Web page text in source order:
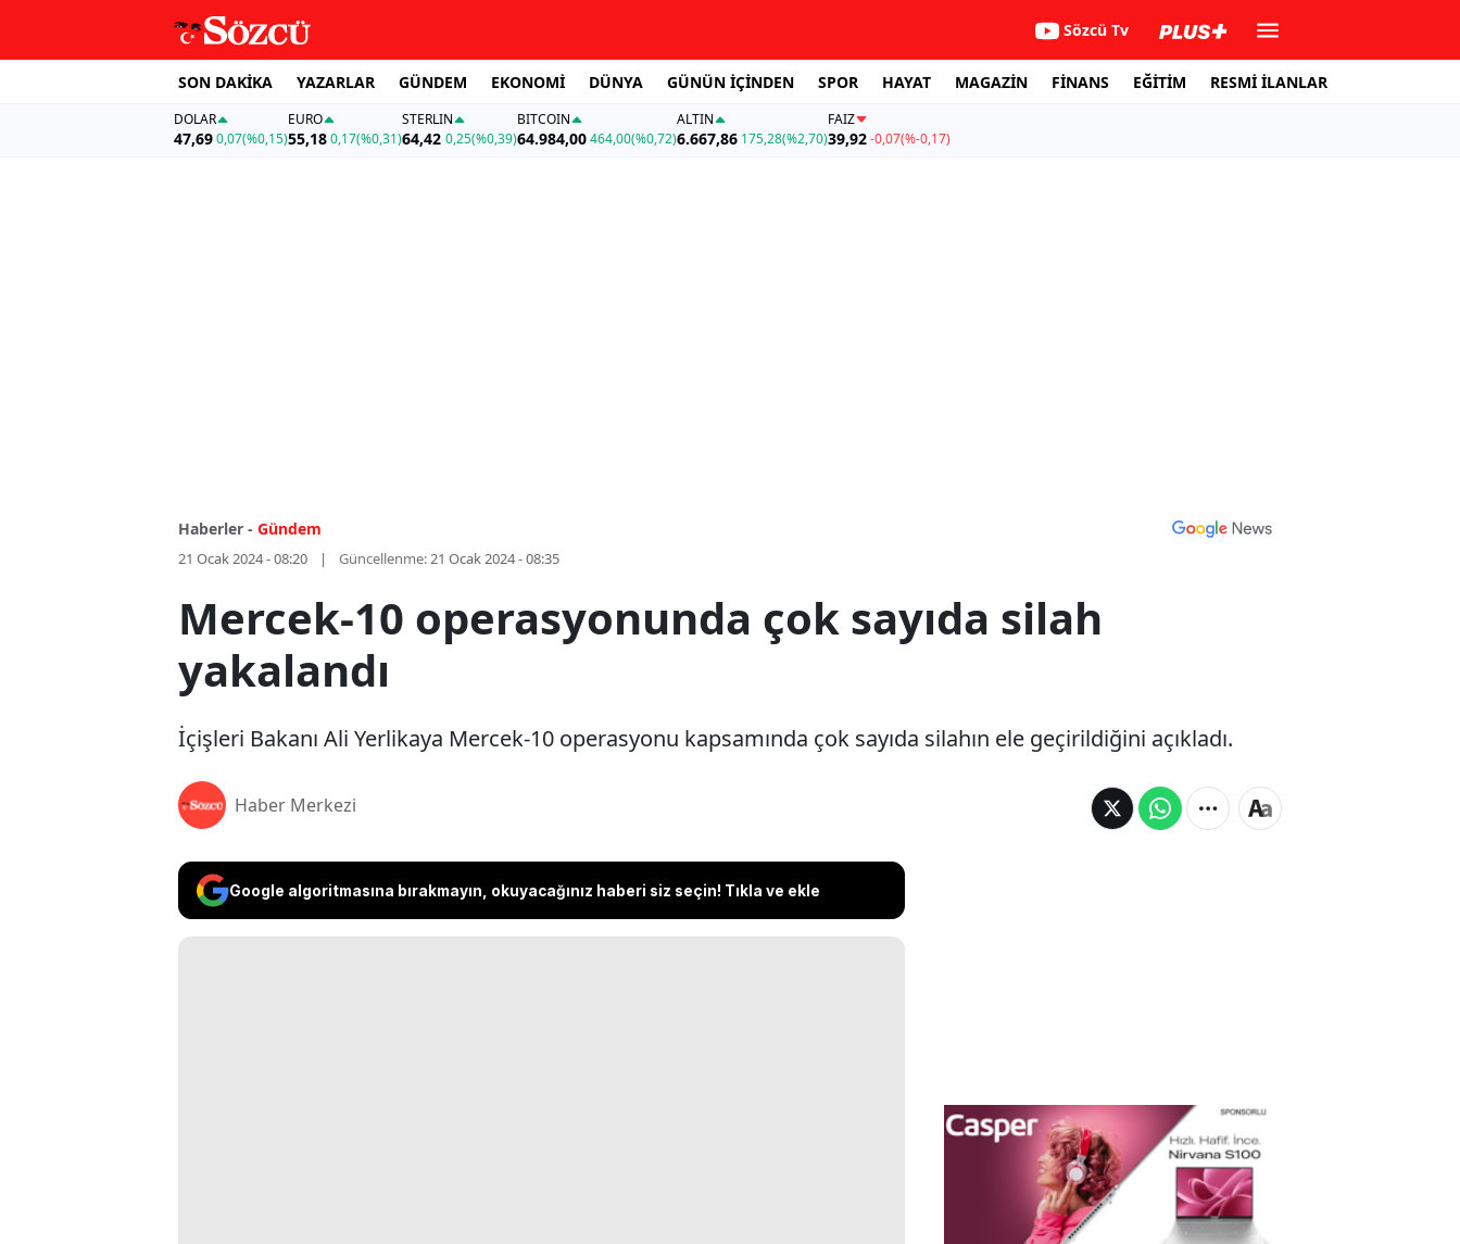
Sözcü Tv
SON DAKİKA YAZARLAR GÜNDEM EKONOMİ DÜNYA GÜNÜN İÇİNDEN SPOR HAYAT MAGAZİN FİNANS EĞİTİM RESMİ İLANLAR
DOLAR
47,690,07(%0,15)
EURO
55,18 0,17(%0,31)
STERLIN
64,42 0,25(%0,39)
BITCOIN
64.984,00464,00(%0,72)
ALTIN
6.667,86 175,28(%2,70)
FAİZ
39,92-0,07(%-0,17)
Haberler - Gündem
21 Ocak 2024 - 08:20 Güncellenme:21 Ocak 2024 - 08:35
Mercek-10 operasyonunda çok sayıda silah
yakalandı
İçişleri Bakanı Ali Yerlikaya Mercek-10 operasyonu kapsamında çok sayıda silahın ele geçirildiğini açıkladı.
Haber Merkezi
Google algoritmasına bırakmayın, okuyacağınız haberi siz seçin! Tıkla ve ekle